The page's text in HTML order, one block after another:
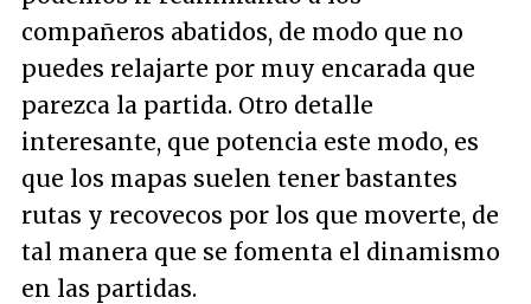
compañeros abatidos, de modo que no
puedes relajarte por muy encarada que
parezca la partida. Otro detalle
interesante, que potencia este modo, es
que los mapas suelen tener bastantes
rutas y recovecos por los que moverte, de
tal manera que se fomenta el dinamismo
en las partidas.